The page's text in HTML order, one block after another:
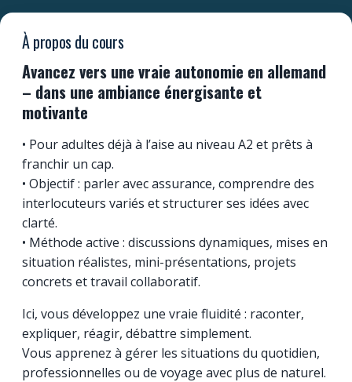
À propos du cours
Avancez vers une vraie autonomie en allemand
– dans une ambiance énergisante et
motivante
• Pour adultes déjà à l’aise au niveau A2 et prêts à
franchir un cap.
• Objectif : parler avec assurance, comprendre des
interlocuteurs variés et structurer ses idées avec
clarté.
• Méthode active : discussions dynamiques, mises en
situation réalistes, mini-présentations, projets
concrets et travail collaboratif.
Ici, vous développez une vraie fluidité : raconter,
expliquer, réagir, débattre simplement.
Vous apprenez à gérer les situations du quotidien,
professionnelles ou de voyage avec plus de naturel.